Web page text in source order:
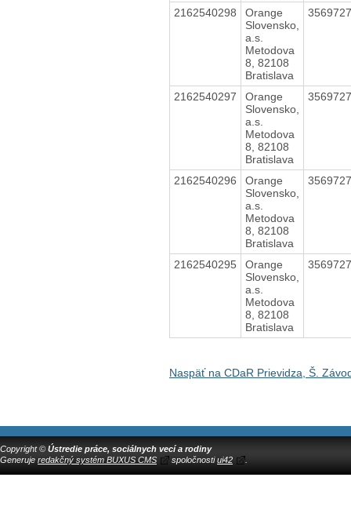
2162540298
Orange
Slovensko,
a.s.
Metodova
8, 82108
Bratislava
2162540297
Orange
Slovensko,
a.s.
Metodova
8, 82108
Bratislava
2162540296
Orange
Slovensko,
a.s.
Metodova
8, 82108
Bratislava
2162540295
Orange
Slovensko,
a.s.
Metodova
8, 82108
Bratislava
Naspäť na CDaR Prievidza, Š.
Copyright © Ústredie práce, sociálnych vecí a rodiny
Generuje redakčný systém BUXUS CMS spoločnostiui42